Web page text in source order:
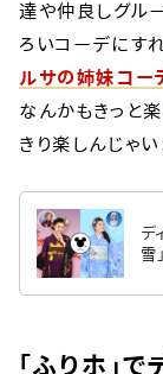
達や仲良しグル
ろいコーデにす
ルサの姉妹コー
なんかもきっと
きり楽しんじゃい
デ
雪
「ふりホ」